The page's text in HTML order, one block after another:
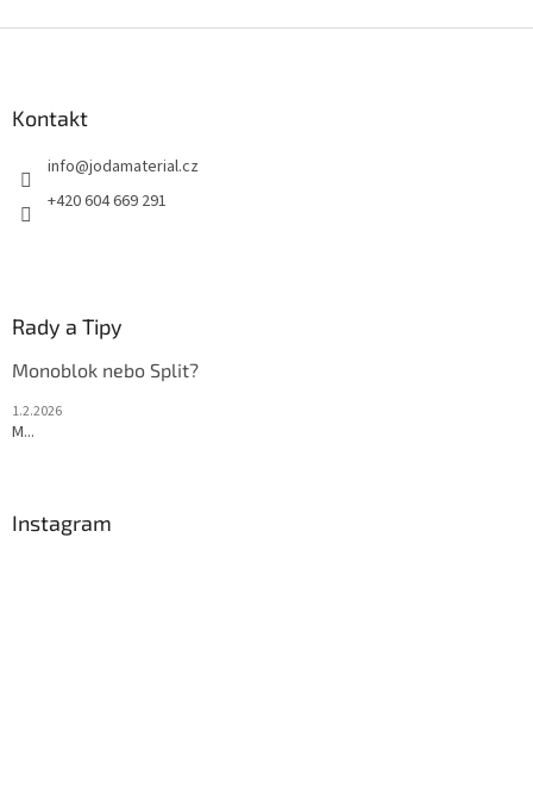
Kontakt
info@jodamaterial.cz
+420 604 669 291
Rady a Tipy
Monoblok nebo Split?
1.2.2026
M...
Instagram